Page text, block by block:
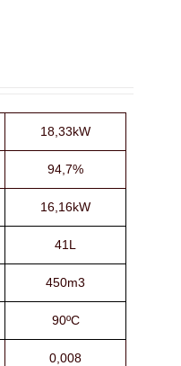
18,33kW
94,7%
16,16kW
41L
450m3
90ºC
0,008